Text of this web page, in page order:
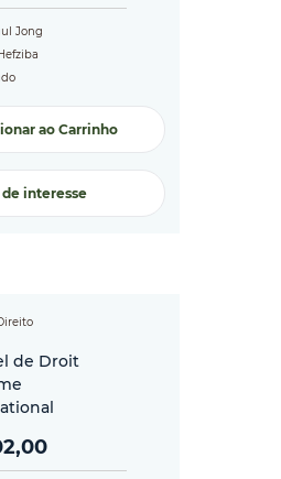
Jong
ao Carrinho
interesse
de Droit